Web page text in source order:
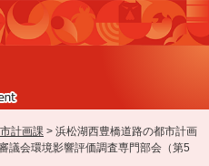
計画課 > 浜松湖西豊橋道路の都市計画
議会環境影響評価調査専門部会（第5